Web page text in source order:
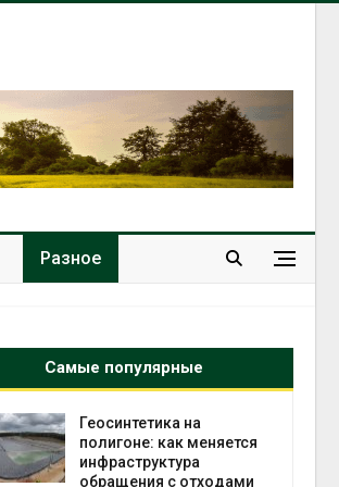
Разное
Самые популярные
Геосинтетика на
полигоне: как меняется
инфраструктура
обращения с отходами